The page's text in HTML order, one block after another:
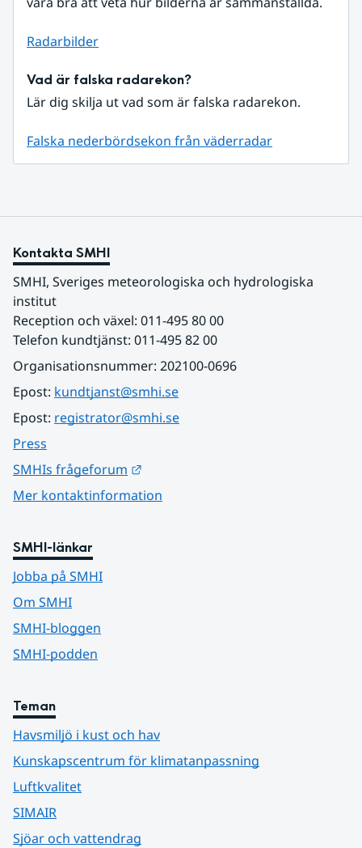
Radarbilder
Vad är falska radarekon?
Lär dig skilja ut vad som är falska radarekon.
Falska nederbördsekon från väderradar
Kontakta SMHI
SMHI, Sveriges meteorologiska och hydrologiska
institut
Reception och växel: 011-495 80 00
Telefon kundtjänst: 011-495 82 00
Organisationsnummer: 202100-0696
Epost: kundtjanst@smhi.se
Epost: registrator@smhi.se
Press
SMHIs frågeforum
Mer kontaktinformation
SMHI-länkar
Jobba på SMHI
Om SMHI
SMHI-bloggen
SMHI-podden
Teman
Havsmiljö i kust och hav
Kunskapscentrum för klimatanpassning
Luftkvalitet
SIMAIR
Sjöar och vattendrag